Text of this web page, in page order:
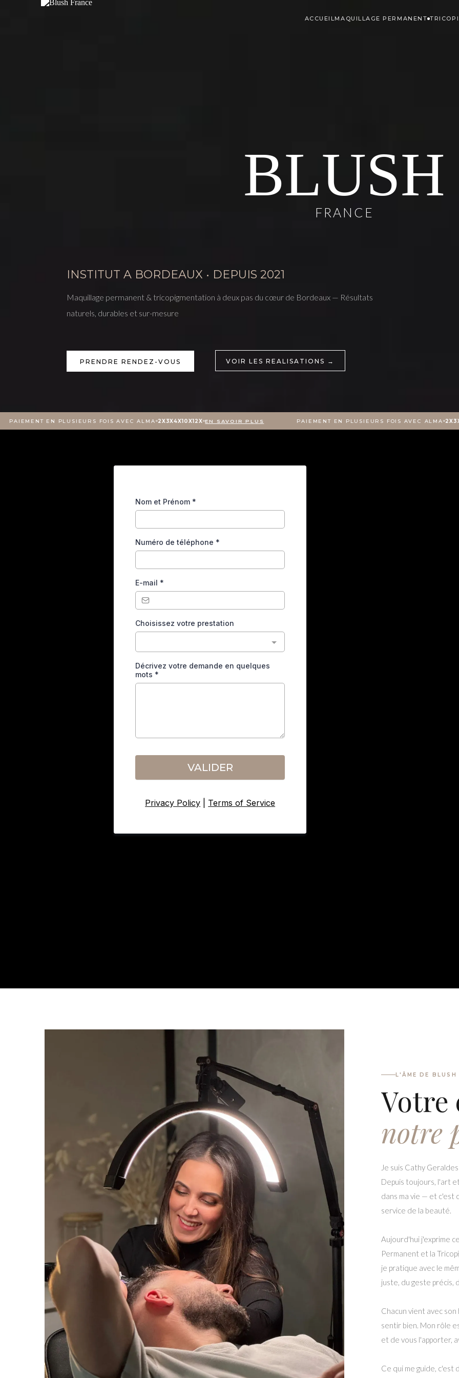
ACCUEILMAQUILLAGE PERMANENT
BLUSH
FRANCE
INSTITUT A BORDEAUX • DEPUIS 2021
Maquillage permanent & tricopigmentation à deux pas du cœur de Bordeaux — Résultats
naturels, durables et sur-mesure
PRENDRE RENDEZ-VOUS VOIR LES REALISATIONS →
EN PLUSIEURS FOIS AVEC ALMA 2X3X4X10X12X EN SAVOIR PLUS PAIEMENT EN PLUSIEURS FOIS AVEC ALMA 2X3X4X10X
Nom et Prénom *
Numéro de téléphone *
E-mail *
Choisissez votre prestation
Décrivez votre demande en quelques
mots *
VALIDER
Privacy Policy Terms of Service
L'ÂME DE BLUSH
Votre
notre
Je suis Cathy
Depuis toujours, l'art
dans ma vie — et c'est
service de la beauté.
Aujourd'hui j'exprime
Permanent et la
je pratique avec le
juste, du geste précis,
Chacun vient avec
sentir bien. Mon rôle
et de vous l'apporter,
Ce qui me guide, c'est